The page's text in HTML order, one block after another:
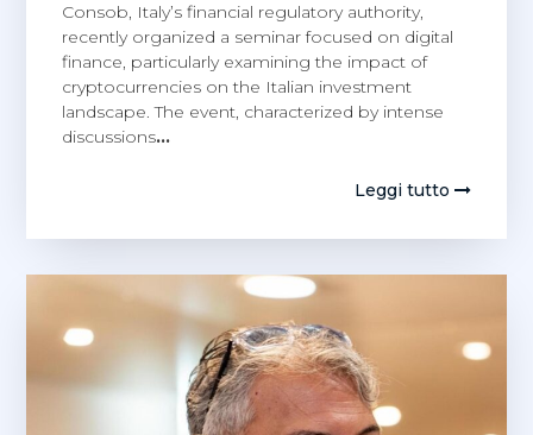
Consob, Italy’s financial regulatory authority,
recently organized a seminar focused on digital
finance, particularly examining the impact of
cryptocurrencies on the Italian investment
landscape. The event, characterized by intense
discussions…
Leggi tutto